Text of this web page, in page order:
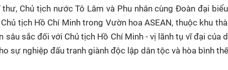
Chủ tịch nước Tô Lâm và Phu nhân cùng Đoàn đại
tịch Hồ Chí Minh trong Vườn hoa ASEAN, thuộc khu
sâu sắc đối với Chủ tịch Hồ Chí Minh - vị lãnh tụ vĩ đại của
sự nghiệp đấu tranh giành độc lập dân tộc và hòa bình